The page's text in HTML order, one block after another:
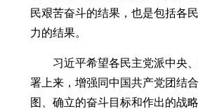
民艰苦奋斗的结果，也是包括各
力的结果。
习近平希望各民主党派中央
署上来，增强同中国共产党团结
图、确立的奋斗目标和作出的战